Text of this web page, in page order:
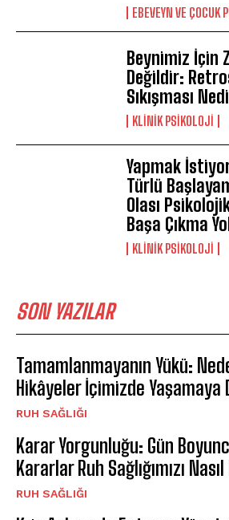
EBEVEYN VE ÇOCUK
Beynimiz İçin
Değildir:
Sıkışması
KLINIK PSIKOLOJI
Yapmak
Türlü
Olası
Başa Çıkma
KLINIK PSIKOLOJI
SON YAZILAR
Tamamlanmayanın Yükü:
Hikâyeler İçimizde Yaşamaya
⁠RUH SAĞLIĞI
Karar Yorgunluğu: Gün
Kararlar Ruh Sağlığımızı
⁠RUH SAĞLIĞI